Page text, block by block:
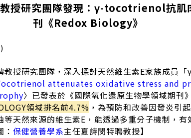
授研究團隊發現：γ-tocotrienol抗肌
刊《Redox Biology》
教授研究團隊，深入探討天然維生素E家族成員
attenuates oxidative stress and
〉已發表於《國際氧化還原生物學領域期刊
領域排名前4.7% ，為預防和改善因發炎引
天然來源的維生素E，能透過多重分子機制，
：保健營養學系主任夏詩閔特聘教授】